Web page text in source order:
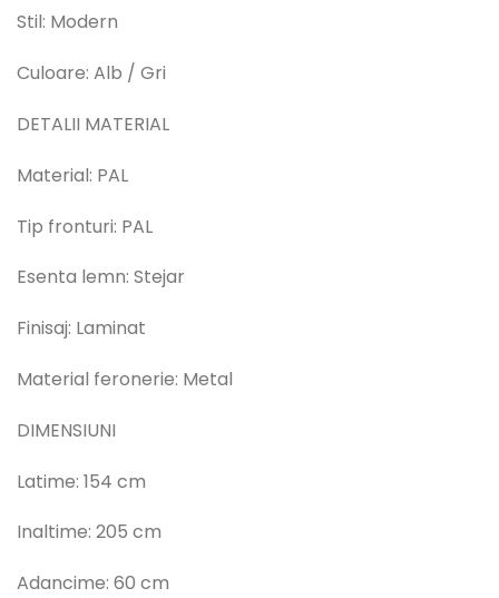
Stil: Modern
Culoare: Alb / Gri
DETALII MATERIAL
Material: PAL
Tip fronturi: PAL
Esenta lemn: Stejar
Finisaj: Laminat
Material feronerie: Metal
DIMENSIUNI
Latime: 154 cm
Inaltime: 205 cm
Adancime: 60 cm